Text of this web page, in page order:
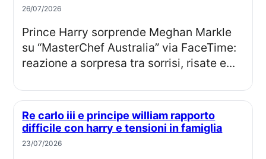
26/07/2026
Prince Harry sorprende Meghan Markle
su “MasterChef Australia” via FaceTime:
reazione a sorpresa tra sorrisi, risate e...
Re carlo iii e principe william rapporto
difficile con harry e tensioni in famiglia
23/07/2026